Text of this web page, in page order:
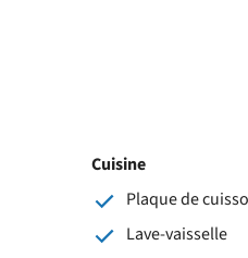
Cuisine
Plaque de
Lave-vaisselle